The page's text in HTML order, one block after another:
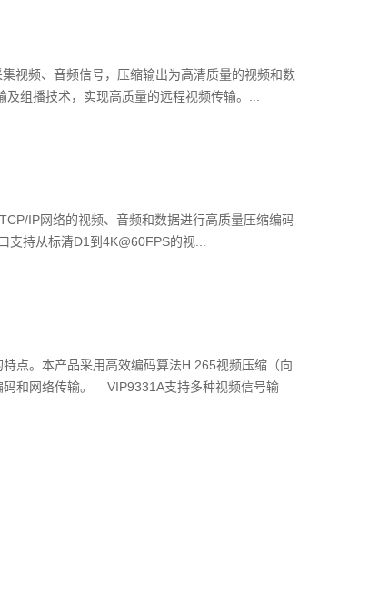
视频、音频信号，压缩输出为高清质量的视频和数
组播技术，实现高质量的远程视频传输。...
IP网络的视频、音频和数据进行高质量压缩编码
持从标清D1到4K@60FPS的视...
点。本产品采用高效编码算法H.265视频压缩（向
码和网络传输。 VIP9331A支持多种视频信号输